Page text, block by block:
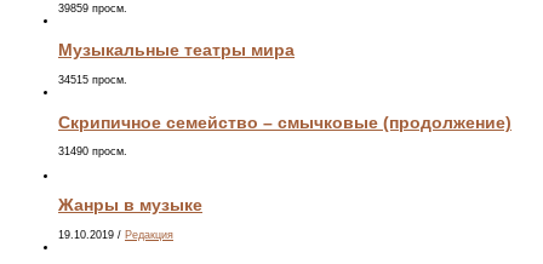
39859 просм.
Музыкальные театры мира
34515 просм.
Скрипичное семейство – смычковые (продолжение)
31490 просм.
Жанры в музыке
19.10.2019 / Редакция